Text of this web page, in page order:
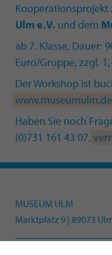
Kooperationsprojekt
Ulm e.V. und dem
ab 7. Klasse, Dauer:
Euro/Gruppe, zzgl.
Der Workshop ist
Haben Sie noch
(0)731 161 43 07,
MUSEUM ULM
Marktplatz 9 | 89073